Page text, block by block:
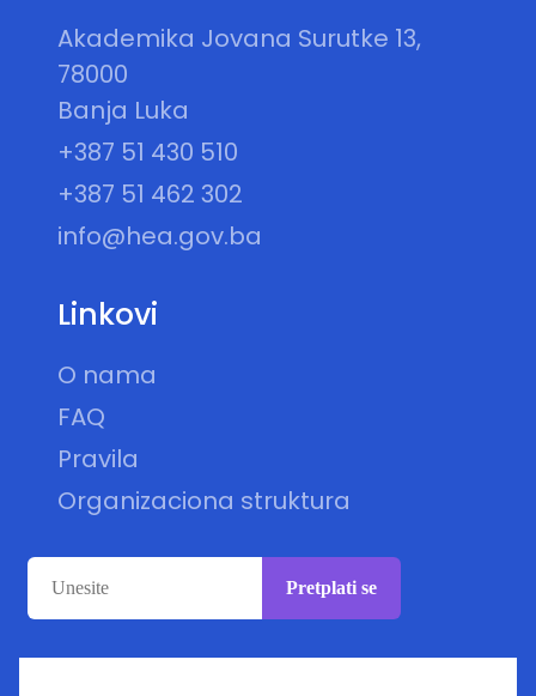
Akademika Jovana Surutke 13,
78000
Banja Luka
+387 51 430 510
+387 51 462 302
info@hea.gov.ba
Linkovi
O nama
FAQ
Pravila
Organizaciona struktura
Pretplati se